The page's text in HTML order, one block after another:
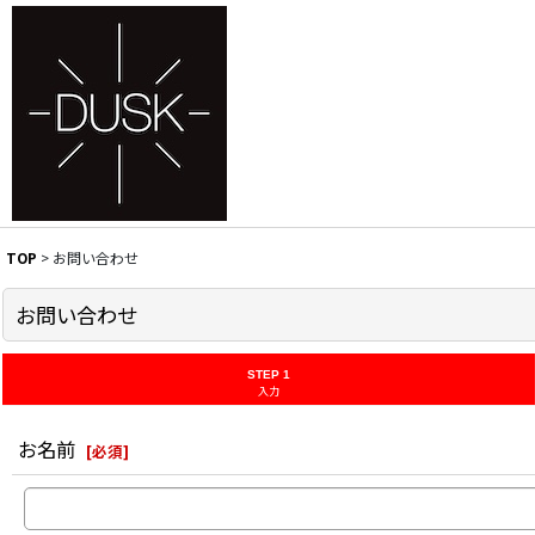
TOP > お問い合わせ
お問い合わせ
STEP 1
入力
お名前 [必須]